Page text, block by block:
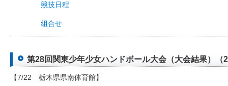
競技日程
組合せ
第28回関東少年少女ハンドボール大会（大会結果）（
【7/22 栃木県県南体育館】